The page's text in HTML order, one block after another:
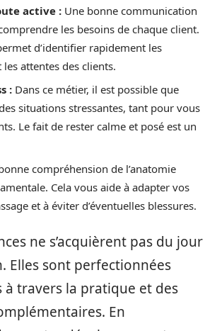
active : Une bonne communication
les besoins de chaque client.
d’identifier rapidement les
attentes des clients.
: Dans ce métier, il est possible que
situations stressantes, tant pour vous
Le fait de rester calme et posé est un
compréhension de l’anatomie
Cela vous aide à adapter vos
et à éviter d’éventuelles blessures.
ne s’acquièrent pas du jour
Elles sont perfectionnées
à travers la pratique et des
En